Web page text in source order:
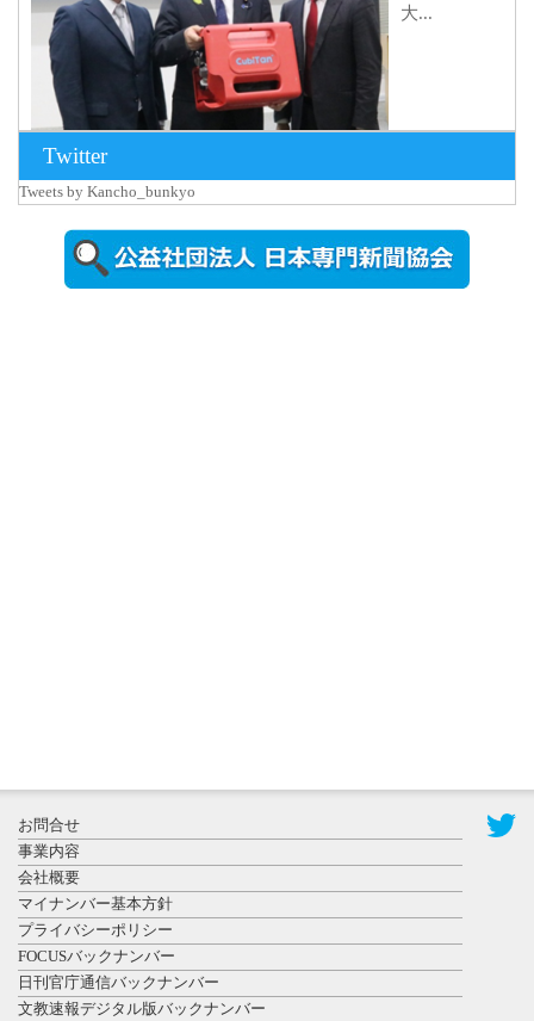
大...
2026年8月5日
更新
農工大で大
登録有形文
化財となっ
た東北大植
物園八...
Twitter
Tweets by Kancho_bunkyo
お問合せ
事業内容
会社概要
マイナンバー基本方針
プライバシーポリシー
FOCUSバックナンバー
日刊官庁通信バックナンバー
文教速報デジタル版バックナンバー